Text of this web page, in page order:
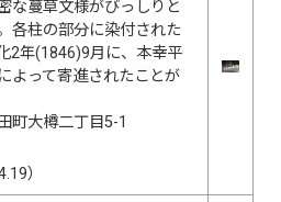
な蔓草文様がびっしりと
各柱の部分に染付された
2年(1846)9月に、本幸平
よって寄進されたことが
町大樽二丁目5-1
）